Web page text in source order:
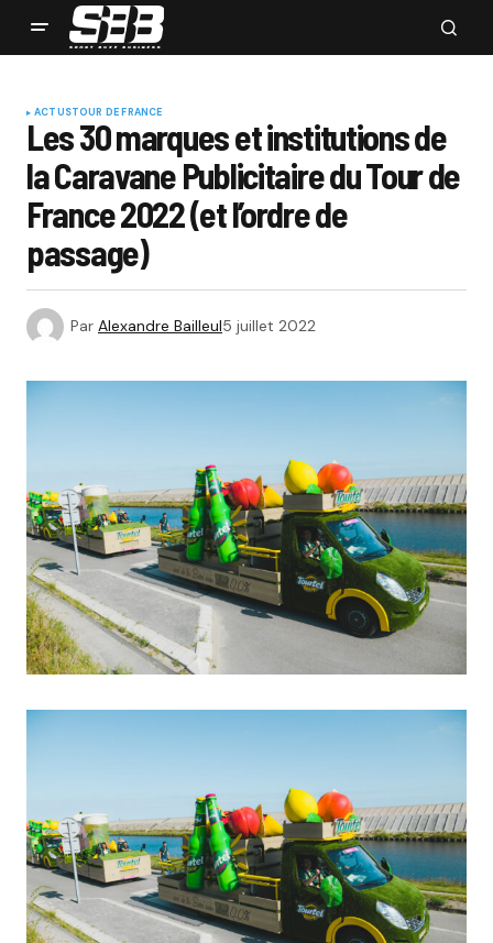
ACTUSTOUR DE FRANCE
Les 30 marques et institutions de
la Caravane Publicitaire du Tour de
France 2022 (et l’ordre de
passage)
Par Alexandre Bailleul5 juillet 2022